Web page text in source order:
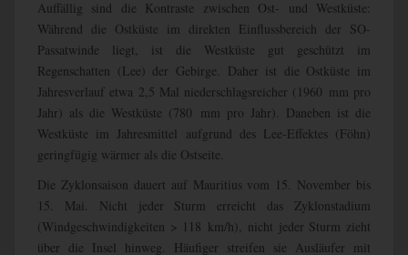
Auffällig sind die Kontraste zwischen Ost- und Westküste:
Während die Ostküste im direkten Einflussbereich der SO-
Passatwinde liegt, ist die Westküste gut geschützt im
Regenschatten (Lee) der Gebirge. Daher ist die Ostküste im
Jahresverlauf etwa 2,5 Mal niederschlagsreicher (1960 mm pro
Jahr) als die Westküste (780 mm pro Jahr). Daneben ist die
Westküste im Jahresmittel aufgrund des Lee-Effektes (Föhn)
geringfügig wärmer als die Ostseite.
Die Zyklonsaison dauert auf Mauritius vom 15. November bis
15. Mai. Nicht jeder Sturm erreicht das Zyklonstadium
(Windgeschwindigkeiten > 118 km/h), nicht jeder Sturm zieht
über die Insel hinweg. Häufiger streifen sie Ausläufer mit